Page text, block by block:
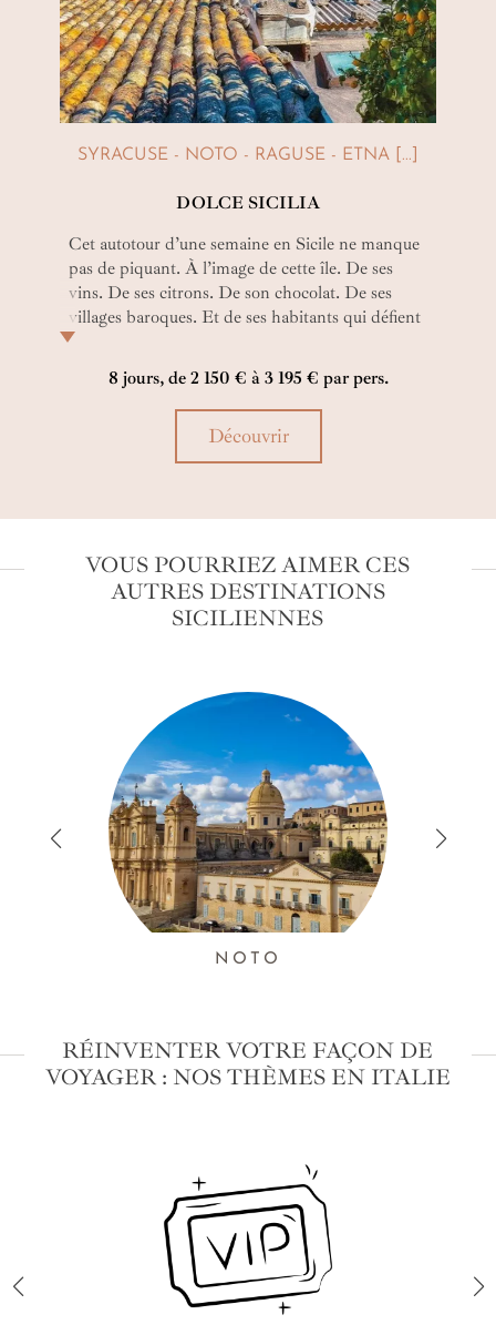
SYRACUSE - NOTO - RAGUSE - ETNA [...]
DOLCE SICILIA
Cet autotour d’une semaine en Sicile ne manque
pas de piquant. À l’image de cette île. De ses
vins. De ses citrons. De son chocolat. De ses
villages baroques. Et de ses habitants qui défient
l’Etna de larges éclats de rire. Ici, on est siciliens,
pas italiens ! Non plus grecs, normands ou
byzantins comme autrefois…
8 jours, de 2 150 € à 3 195 € par pers.
Découvrir
VOUS POURRIEZ AIMER CES
AUTRES DESTINATIONS
SICILIENNES
NOTO
RÉINVENTER VOTRE FAÇON DE
VOYAGER : NOS THÈMES EN ITALIE